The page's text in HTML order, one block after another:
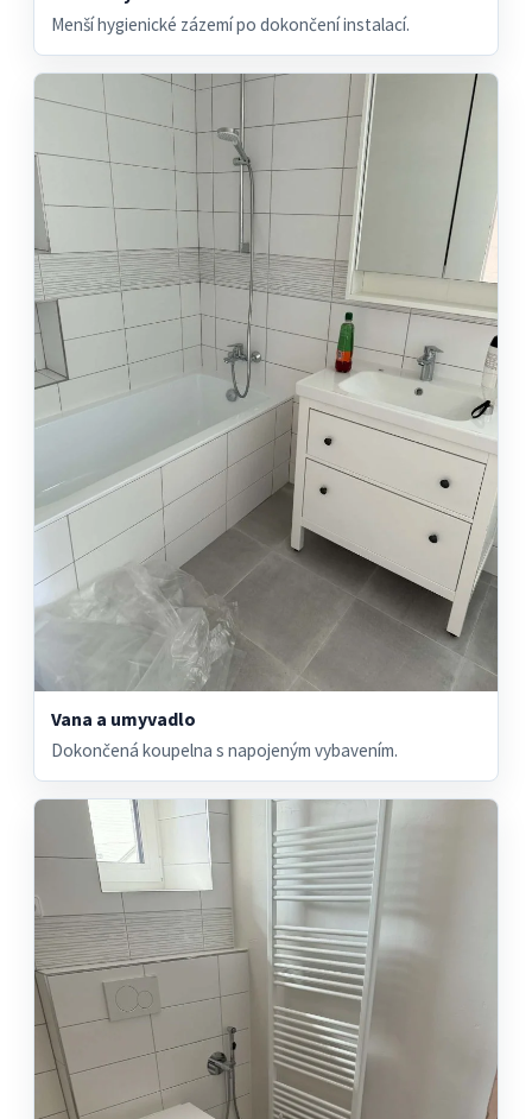
Menší hygienické zázemí po dokončení instalací.
Vana a umyvadlo
Dokončená koupelna s napojeným vybavením.